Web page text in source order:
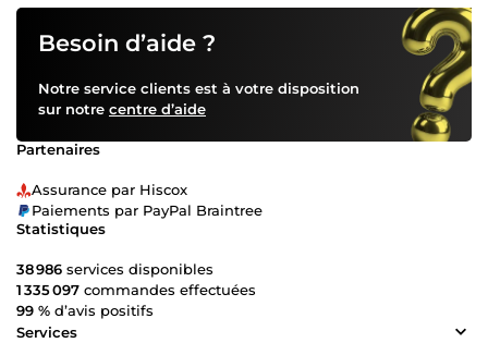
Besoin d’aide ?
Notre service clients est à votre disposition
sur notre centre d’aide
Partenaires
Assurance par Hiscox
Paiements par PayPal Braintree
Statistiques
38 986 services disponibles
1 335 097 commandes effectuées
99 % d’avis positifs
Services